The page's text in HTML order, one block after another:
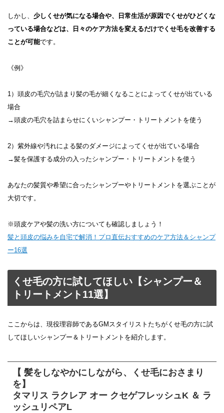
しかし、 少しくせが気になる場合や、日常生活が原因でくせがひどくな
っている場合などは、日々のケア方法を変えるだけでくせ毛を改善する
ことが可能です。
《例》
1）頭皮の毛穴が詰まり髪の毛が細くなることによってくせが出ている
場合
→頭皮の毛穴を詰まらせにくいシャンプー・トリートメントを使う
2）紫外線や汚れによる髪のダメージによってくせが出ている場合
→髪を保護する成分の入ったシャンプー・トリートメントを使う
あなたの髪質や希望に合ったシャンプーやトリートメントを選ぶことが
大切です。
※頭皮ケアや髪の洗い方についても確認しましょう！
髪と頭皮の悩みを自宅で解消！プロ直伝おすすめのケア方法＆シャンプ
ー16選
くせ毛の方に試してほしい【シャンプー＆
トリートメント11選】
ここからは、現役理容師であるGMスタイリストたちがくせ毛の方に試
してほしいシャンプー＆トリートメントを紹介します。
【 髪をしなやかにしながら、くせ毛におさまり
を】
タマリス ラクレア オー クセゲフレッシュK ＆ ラ
ッシュリペアL